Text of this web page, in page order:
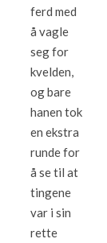
ferd med
å vagle
seg for
kvelden,
og bare
hanen tok
en ekstra
runde for
å se til at
tingene
var i sin
rette